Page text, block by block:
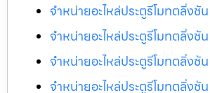
จำหน่ายอะไหล่ประตูรีโมทตลิ่งชัน
จำหน่ายอะไหล่ประตูรีโมทตลิ่งชัน
จำหน่ายอะไหล่ประตูรีโมทตลิ่งชัน
จำหน่ายอะไหล่ประตูรีโมทตลิ่งชัน